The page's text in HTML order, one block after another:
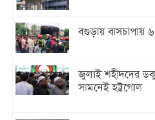
বগুড়ায় বাসচাপায়
জুলাই শহীদদের
সামনেই হট্টগোল